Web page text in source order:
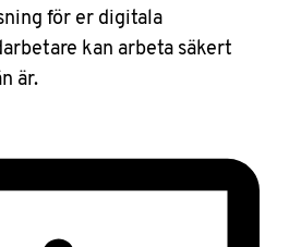
för er digitala
kan arbeta säkert
är.